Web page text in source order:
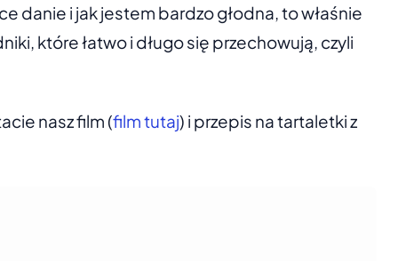
danie i jak jestem bardzo głodna, to właśnie
które łatwo i długo się przechowują, czyli
nasz film (film tutaj) i przepis na tartaletki z